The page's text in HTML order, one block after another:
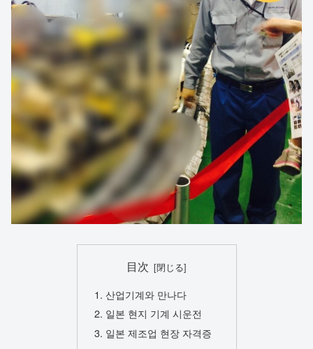
目次
산업기계와 만나다
일본 현지 기계 시운전
일본 제조업 현장 자격증